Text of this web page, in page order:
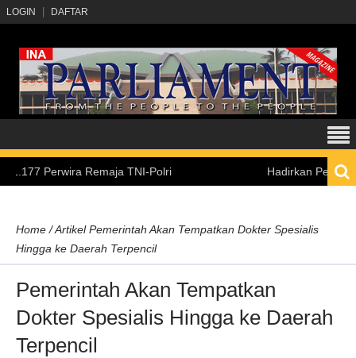
LOGIN DAFTAR
Perwira Remaja TNI-Polri Hadirkan Pengalaman
Home /Artikel Pemerintah Akan Tempatkan Dokter Spesialis
Hingga ke Daerah Terpencil
Pemerintah Akan Tempatkan
Dokter Spesialis Hingga ke Daerah
Terpencil